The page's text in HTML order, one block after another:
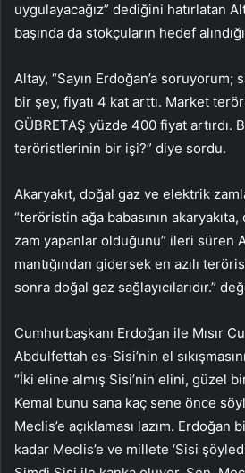
uygulayacağız” dediğini hatırlatan
başında da stokçuların hedef
Altay, “Sayın Erdoğan’a soruyorum;
bir şey, fiyatı 4 kat arttı. Market
GÜBRETAŞ yüzde 400 fiyat artırdı.
teröristlerinin bir işi?” diye sordu.
Akaryakıt, doğal gaz ve elektrik
“teröristin ağa babasının
zam yapanlar olduğunu” ileri süren
mantığından gidersek en azılı
sonra doğal gaz sağlayıcılarıdır.”
Cumhurbaşkanı Erdoğan ile Mısır
Abdulfettah es-Sisi’nin el
“İki eline almış Sisi’nin elini, güzel
Kemal bunu sana kaç sene önce
Meclis’e açıklaması lazım. Erdoğan
kadar Meclis’e ve millete ‘Sisi